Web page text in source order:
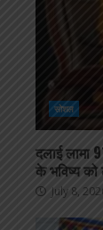
सोशल
दलाई लामा
के भविष्य
July 8,